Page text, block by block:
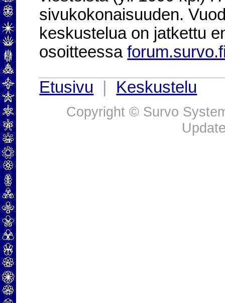
sivukokonaisuuden.
keskustelua on jatkettu
osoitteessa
Etusivu
Keskustelu
Copyright © Survo